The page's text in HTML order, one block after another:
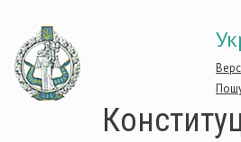
основного
матеріалу